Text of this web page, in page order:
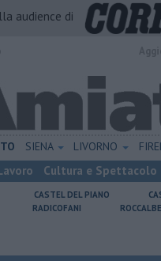
audience di
SIENA LIVORNO
Cultura e Spettacolo
CASTEL DEL PIANO
RADICOFANI